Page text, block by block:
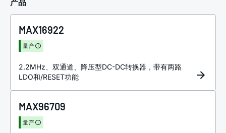
产品
MAX16922
量产
2.2MHz、双通道、降压型DC-DC转换器，带有两路
LDO和/RESET功能
MAX96709
量产